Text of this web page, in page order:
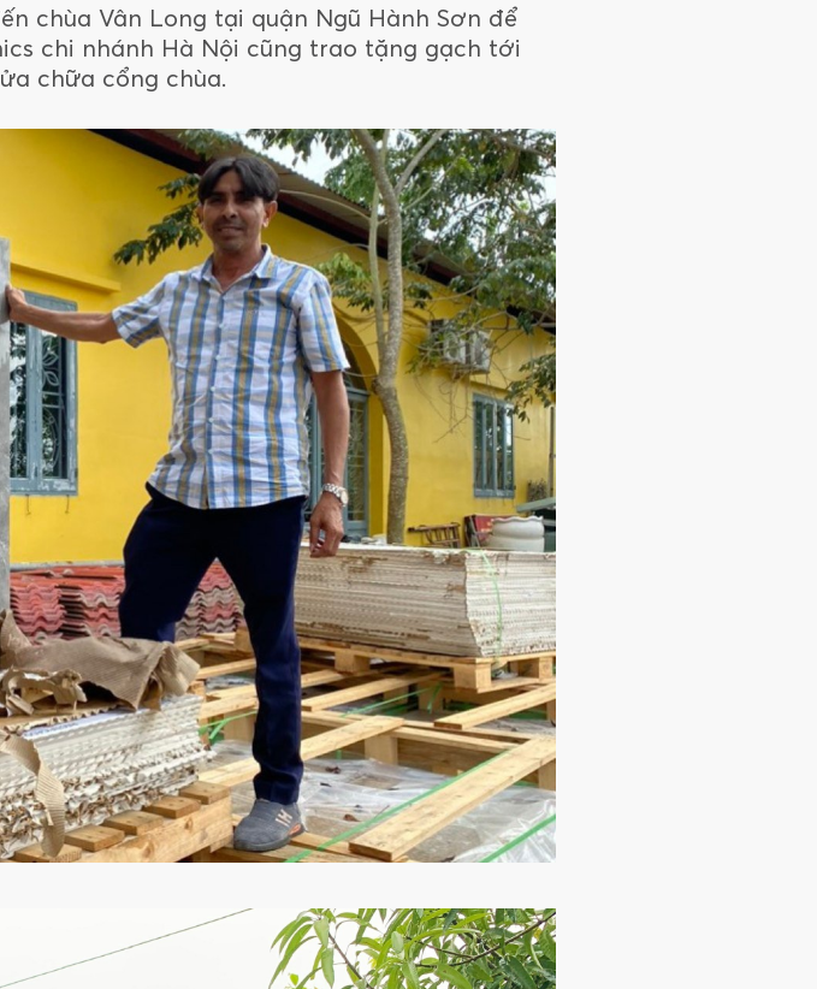
chùa Vân Long tại quận Ngũ Hành Sơn để
chi nhánh Hà Nội cũng trao tặng gạch tới
chữa cổng chùa.